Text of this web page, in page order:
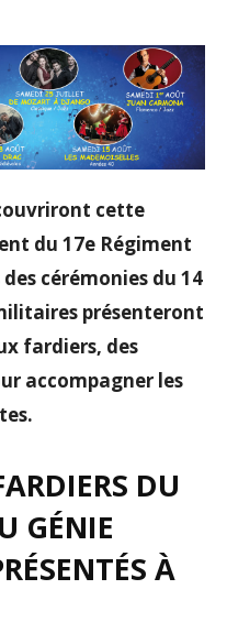
cette
du 17e Régiment
cérémonies du 14
présenteront
fardiers, des
accompagner les
DU
GÉNIE
À